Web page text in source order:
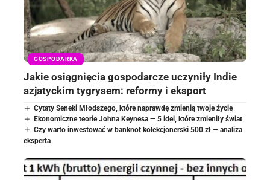
GOSPODARKA
Jakie osiągnięcia gospodarcze uczyniły Indie
azjatyckim tygrysem: reformy i eksport
Cytaty Seneki Młodszego, które naprawdę zmienią twoje życie
Ekonomiczne teorie Johna Keynesa — 5 idei, które zmieniły świat
Czy warto inwestować w banknot kolekcjonerski 500 zł — analiza
eksperta